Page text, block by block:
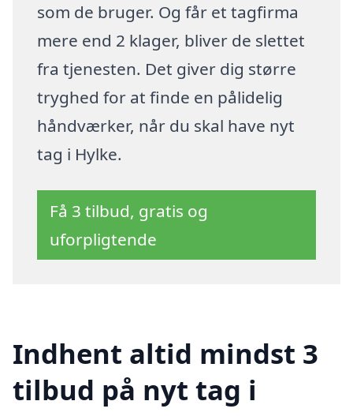
som de bruger. Og får et tagfirma
mere end 2 klager, bliver de slettet
fra tjenesten. Det giver dig større
tryghed for at finde en pålidelig
håndværker, når du skal have nyt
tag i Hylke.
Få 3 tilbud, gratis og
uforpligtende
Indhent altid mindst 3
tilbud på nyt tag i